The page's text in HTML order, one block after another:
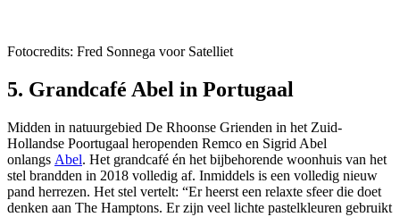
Fotocredits: Fred Sonnega voor Satelliet
5. Grandcafé Abel in Portugaal
Midden in natuurgebied De Rhoonse Grienden in het Zuid-
Hollandse Poortugaal heropenden Remco en Sigrid Abel
onlangs Abel. Het grandcafé én het bijbehorende woonhuis van het
stel brandden in 2018 volledig af. Inmiddels is een volledig nieuw
pand herrezen. Het stel vertelt: “Er heerst een relaxte sfeer die doet
denken aan The Hamptons. Er zijn veel lichte pastelkleuren gebruikt